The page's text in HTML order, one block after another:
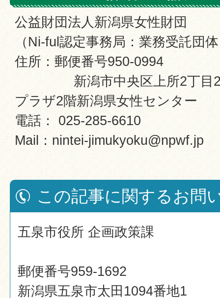
公益財団法人新潟県女性財団
（Ni-ful認定事務局：業務受託団
住所：郵便番号950-0994
新潟市中央区上所2丁目2
プラザ2階新潟県女性センター
電話： 025-285-6610
Mail：nintei-jimukyoku@npwf.jp
この記事に関するお問
五泉市役所 企画政策課
郵便番号959-1692
新潟県五泉市太田1094番地1